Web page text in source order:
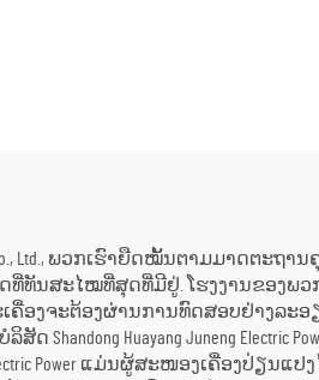
Co., Ltd., ພວກເຮົາຍືດໝັ້ນຕາມມາ
ດທີ່ທັນສະໄໝທີ່ສຸດທີ່ມີຢູ່. ໂຮງງານຂອງ
ອງຈະຕ້ອງຜ່ານການທົດສອບຢ່າງລະ
Huayang Juneng
Electric Power ແມ່ນຜູ້ສະໜອງເຄື່